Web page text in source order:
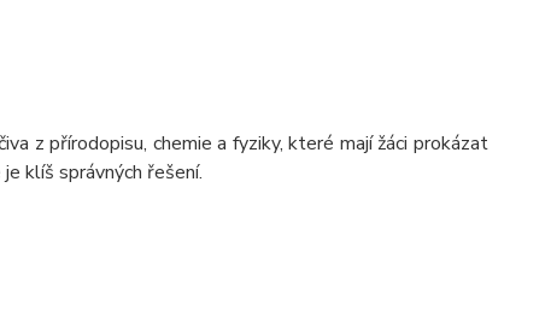
z přírodopisu, chemie a fyziky, které mají žáci prokázat
klíš správných řešení.